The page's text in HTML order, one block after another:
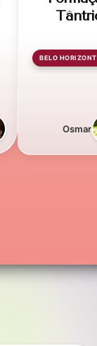
BELO
Osmar